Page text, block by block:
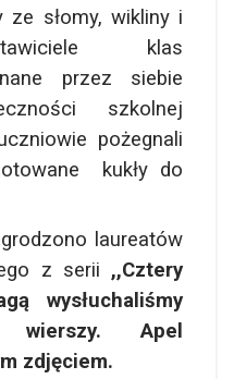
ze słomy, wikliny i
klas
przez siebie
szkolnej
pożegnali
kukły do
laureatów
z serii ,,Cztery
wysłuchaliśmy
wierszy. Apel
zdjęciem.